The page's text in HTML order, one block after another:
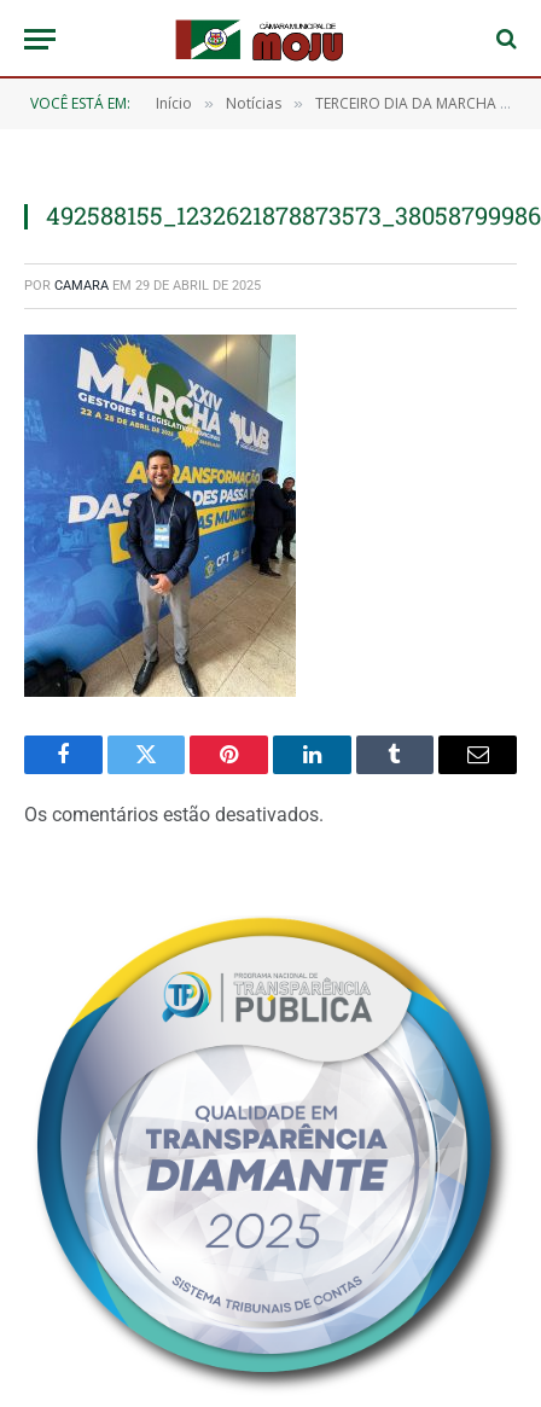
VOCÊ ESTÁ EM: Início » Notícias » TERCEIRO DIA DA MARCHA DOS VEREADORES EM BRASÍLIA
POR CAMARA EM 29 DE ABRIL DE 2025
FacebookTwitter Pinterest O
LinkedIn
Tumblr
E-
Os comentários estão desativados.